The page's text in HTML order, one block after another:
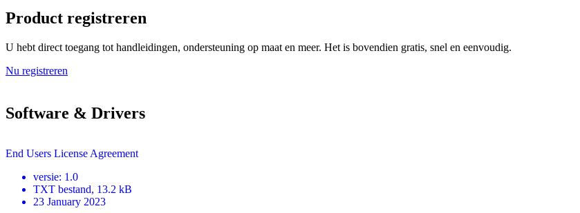
Product registreren
U hebt direct toegang tot handleidingen, ondersteuning op maat en meer. Het is bovendien gratis, snel en eenvoudig.
Nu registreren
Software & Drivers
End Users License Agreement
versie: 1.0
TXT bestand, 13.2 kB
23 January 2023